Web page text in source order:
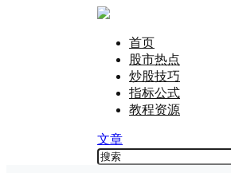
首页
股市热点
炒股技巧
指标公式
教程资源
文章